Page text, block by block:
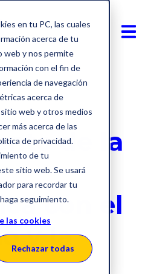
en tu PC, las cuales
acerca de tu
web y nos permite
con el fin de
de navegación
acerca de
web y otros medios
más acerca de las
de privacidad.
de tu
sitio web. Se usará
para recordar tu
seguimiento.
las cookies
Rechazar todas
crea y crece
de la
con el
y la